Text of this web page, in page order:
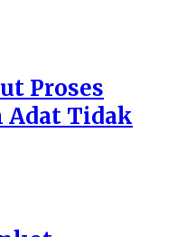
Proses
Adat Tidak